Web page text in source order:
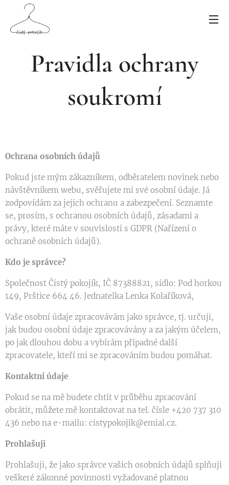
Pravidla ochrany
soukromí
Ochrana osobních údajů
Pokud jste mým zákazníkem, odběratelem novinek nebo
návštěvníkem webu, svěřujete mi své osobní údaje. Já
zodpovídám za jejich ochranu a zabezpečení. Seznamte
se, prosím, s ochranou osobních údajů, zásadami a
právy, které máte v souvislosti s GDPR (Nařízení o
ochraně osobních údajů).
Kdo je správce?
Společnost Čistý pokojík, IČ 87388821, sídlo: Pod horkou
149, Prštice 664 46. Jednatelka Lenka Kolaříková,
Vaše osobní údaje zpracovávám jako správce, tj. určuji,
jak budou osobní údaje zpracovávány a za jakým účelem,
po jak dlouhou dobu a vybírám případné další
zpracovatele, kteří mi se zpracováním budou pomáhat.
Kontaktní údaje
Pokud se na mě budete chtít v průběhu zpracování
obrátit, můžete mě kontaktovat na tel. čísle +420 737 310
436 nebo na e-mailu: cistypokojik@emial.cz.
Prohlašuji
Prohlašuji, že jako správce vašich osobních údajů splňuji
veškeré zákonné povinnosti vyžadované platnou